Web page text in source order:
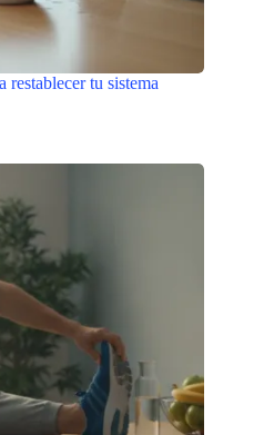
restablecer tu sistema